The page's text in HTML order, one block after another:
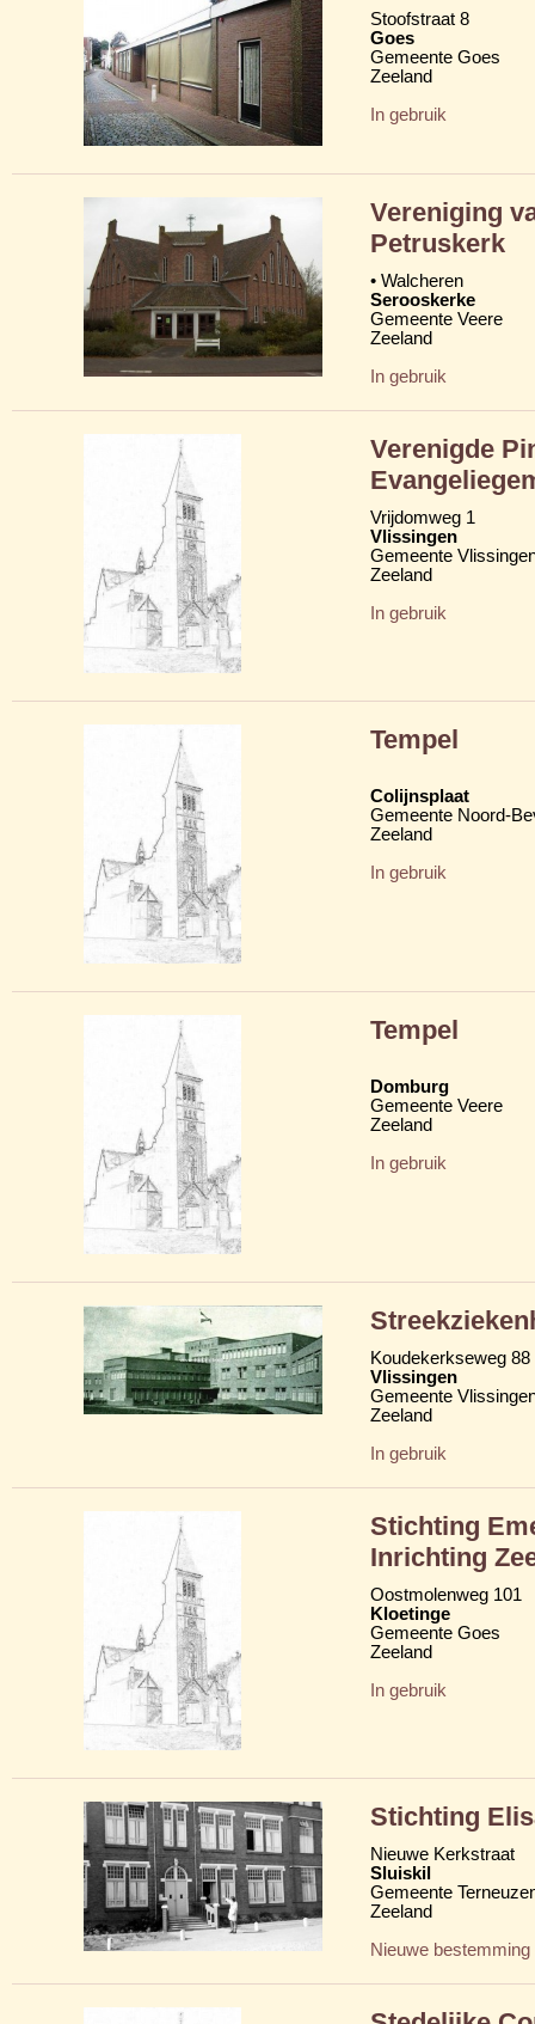
Stoofstraat 8
Goes
Gemeente Goes
Zeeland
In gebruik
Vereniging
Petruskerk
• Walcheren
Serooskerke
Gemeente Veere
Zeeland
In gebruik
Verenigde
Vrijdomweg 1
Vlissingen
Gemeente
Zeeland
In gebruik
Tempel
Colijnsplaat
Gemeente Noord-
Zeeland
In gebruik
Tempel
Domburg
Gemeente Veere
Zeeland
In gebruik
Koudekerkseweg 88
Vlissingen
Gemeente
Zeeland
In gebruik
Stichting
Inrichting
Oostmolenweg 101
Kloetinge
Gemeente Goes
Zeeland
In gebruik
Stichting
Nieuwe Kerkstraat
Sluiskil
Gemeente
Zeeland
Nieuwe bestemming